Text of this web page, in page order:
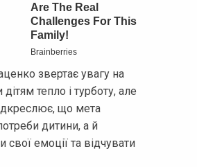
звертає увагу на
тепло і турботу, але
що мета
дитини, а й
емоції та відчувати